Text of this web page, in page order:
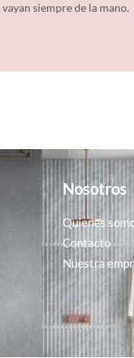
siempre de la mano.
Nosotros
Quienes
Contacto
Nuestra